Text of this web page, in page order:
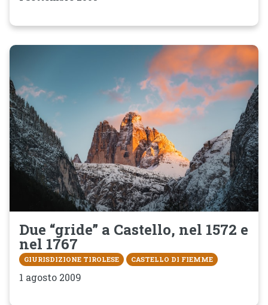
Due “gride” a Castello, nel 1572 e
nel 1767
GIURISDIZIONE TIROLESE CASTELLO DI FIEMME
1 agosto 2009